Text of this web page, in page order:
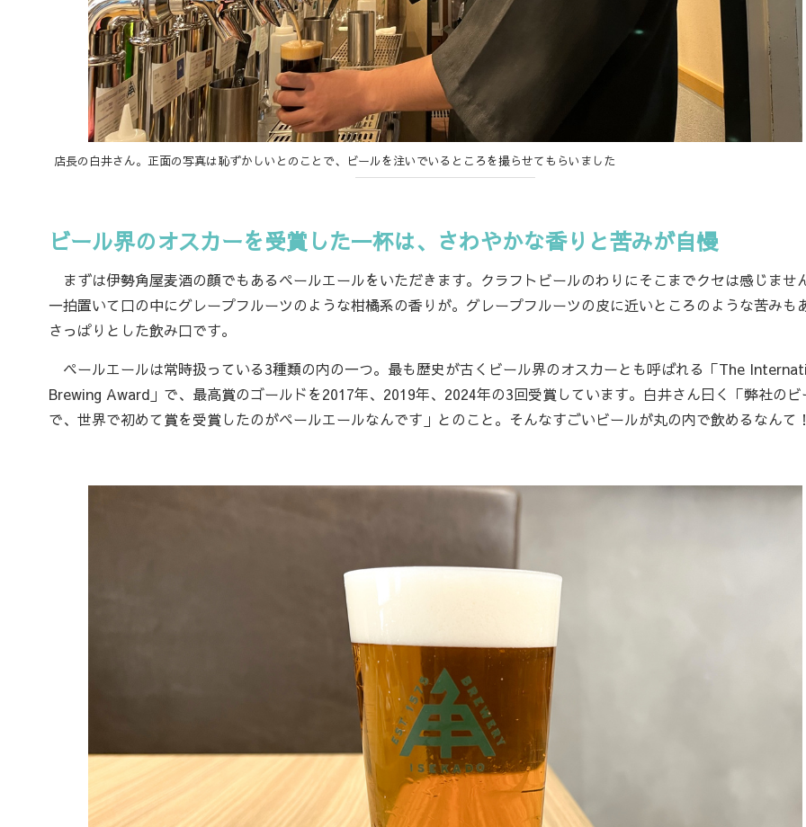
店長の白井さん。正面の写真は恥ずかしいとのことで、ビールを注いでいるところを撮らせてもらいました
ビール界のオスカーを受賞した一杯は、さわやかな香りと苦みが自慢
まずは伊勢角屋麦酒の顔でもあるペールエールをいただきます。クラフトビールのわりにそこまでクセは感じません
一拍置いて口の中にグレープフルーツのような柑橘系の香りが。グレープフルーツの皮に近いところのような苦みもあ
さっぱりとした飲み口です。
ペールエールは常時扱っている3種類の内の一つ。最も歴史が古くビール界のオスカーとも呼ばれる「The
Brewing Award」で、最高賞のゴールドを2017年、2019年、2024年の3回受賞しています。白井さん曰く「弊社のビ
で、世界で初めて賞を受賞したのがペールエールなんです」とのこと。そんなすごいビールが丸の内で飲めるなんて！